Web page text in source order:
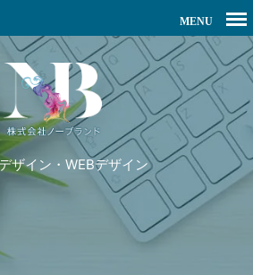
ザイン・WEBデザイン